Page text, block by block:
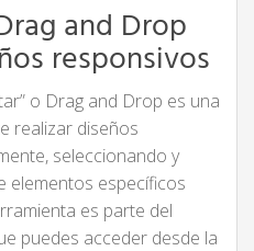
and Drop
responsivos
o Drag and Drop es una
realizar diseños
seleccionando y
elementos específicos
es parte del
puedes acceder desde la